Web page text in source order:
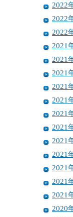
2022
2022
2022
2021
2021
2021
2021
2021
2021
2021
2021
2021
2021
2021
2021
2020